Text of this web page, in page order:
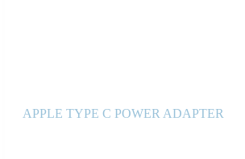
APPLE TYPE C POWER ADAPTER